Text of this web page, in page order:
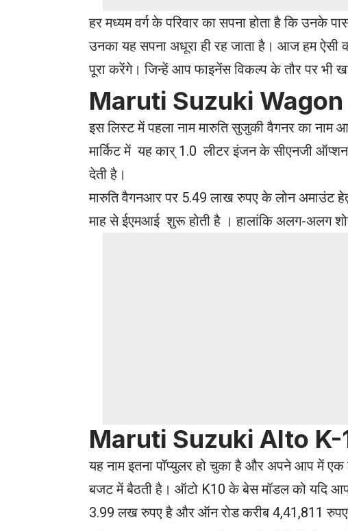
हर मध्यम वर्ग के परिवार का सपना होता है कि उनके
उनका यह सपना अधूरा ही रह जाता है। आज हम ऐसी
पूरा करेंगे। जिन्हें आप फाइनेंस विकल्प के तौर पर भी
Maruti Suzuki Wagon
इस लिस्ट में पहला नाम मारुति सुजुकी वैगनर का नाम
मार्किट में यह कार् 1.0 लीटर इंजन के सीएनजी
देती है।
मारुति वैगनआर पर 5.49 लाख रुपए के लोन अमाउंट
माह से ईएमआई शुरू होती है । हालांकि अलग-अलग
Maruti Suzuki Alto K-
यह नाम इतना पॉप्युलर हो चुका है और अपने आप में एक
बजट में बैठती है। ऑटो K10 के बेस मॉडल को यदि
3.99 लख रुपए है और ऑन रोड करीब 4,41,811